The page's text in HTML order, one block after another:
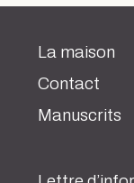
La maison
Contact
Manuscrits